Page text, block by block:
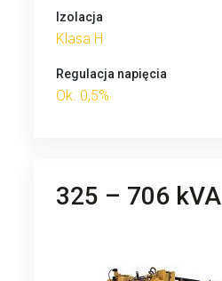
Izolacja
Klasa H
Regulacja napięcia
Ok. 0,5%
325 – 706 kVA